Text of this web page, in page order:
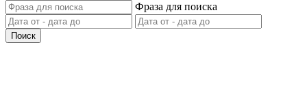
Фраза для поиска
Поиск